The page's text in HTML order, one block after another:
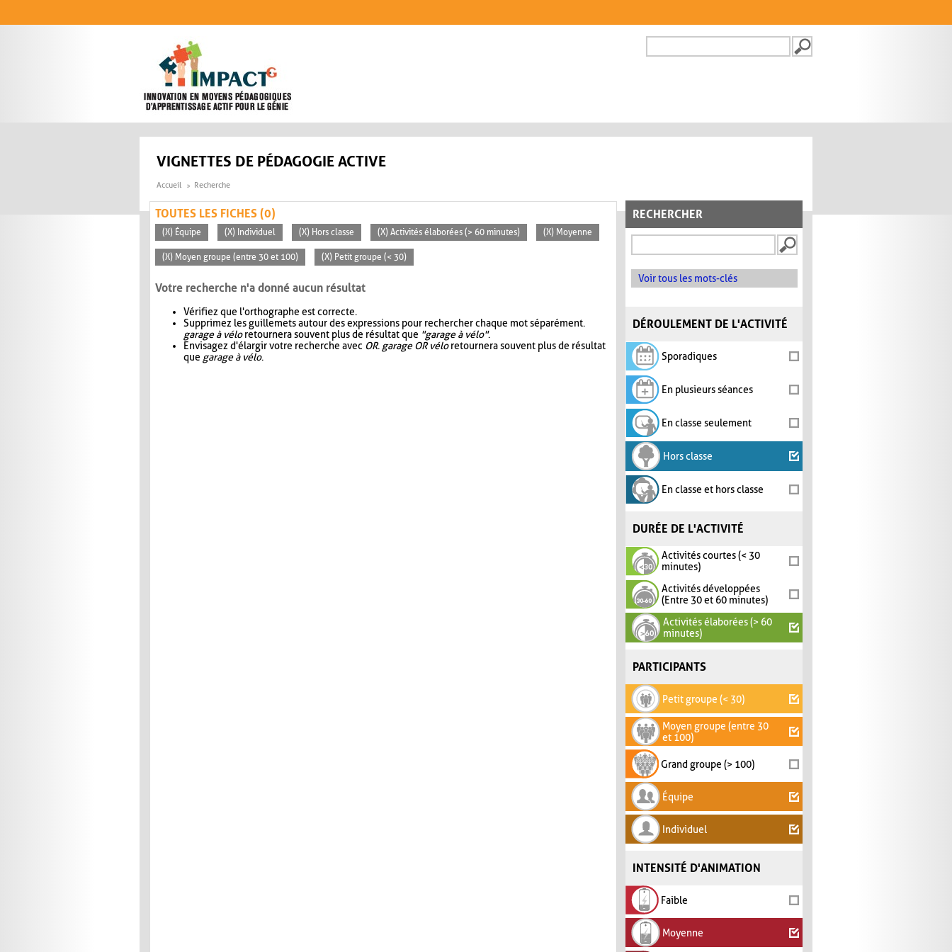
FORMULAIRE DE
VIGNETTES DE PÉDAGOGIE ACTIVE
Accueil Recherche
RECHERCHER
Voir tous les mots-clés
DÉROULEMENT DE L'ACTIVITÉ
Sporadiques
En plusieurs séances
En classe seulement
Hors classe
En classe et hors classe
DURÉE DE L'ACTIVITÉ
Activités courtes (< 30
minutes)
Activités développées
(Entre 30 et 60 minutes)
Activités élaborées (> 60
minutes)
PARTICIPANTS
Petit groupe (< 30)
Moyen groupe (entre 30
et 100)
Grand groupe (> 100)
Équipe
Individuel
INTENSITÉ D'ANIMATION
Faible
Moyenne
TOUTES LES FICHES (0)
(X) Équipe (X) Individuel (X) Hors classe (X) Activités élaborées (> 60 minutes) (X) Moyenne
(X) Moyen groupe (entre 30 et 100) (X) Petit groupe (< 30)
Votre recherche n'a donné aucun résultat
Vérifiez que l'orthographe est correcte.
Supprimez les guillemets autour des expressions pour rechercher chaque mot séparément.
garage à véloretournera souvent plus de résultat que "garage à vélo".
Envisagez d'élargir votre recherche avec OR. garage OR véloretournera souvent plus de résultat
que garage à vélo.